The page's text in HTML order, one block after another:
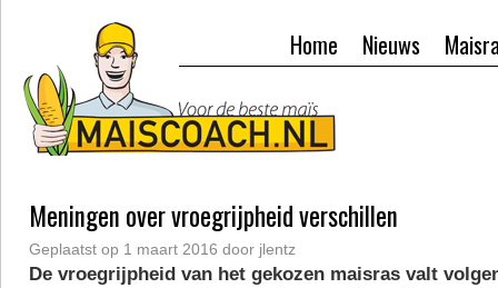
Nieuws
Home
Meningen over vroegrijpheid verschillen
Geplaatst op 1 maart 2016 door jlentz
De vroegrijpheid van het gekozen maisras valt